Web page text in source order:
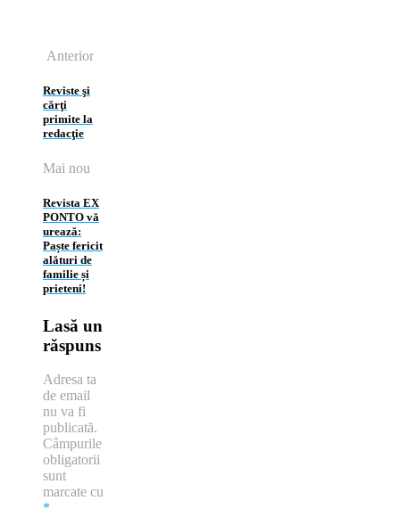
Anterior
Reviste şi
cărţi
primite la
redacţie
Mai nou
Revista EX
PONTO vă
urează:
Paște fericit
alături de
familie și
prieteni!
Lasă un
răspuns
Adresa ta
de email
nu va fi
publicată.
Câmpurile
obligatorii
sunt
marcate cu
*